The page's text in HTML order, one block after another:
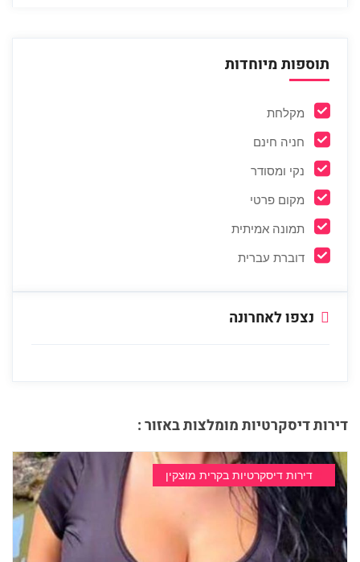
תוספות מיוחדות
מקלחת
חניה חינם
נקי ומסודר
מקום פרטי
תמונה אמיתית
דוברת עברית
נצפו לאחרונה
דירות דיסקרטיות מומלצות באזור :
דירות דיסקרטיות בקרית מוצקין